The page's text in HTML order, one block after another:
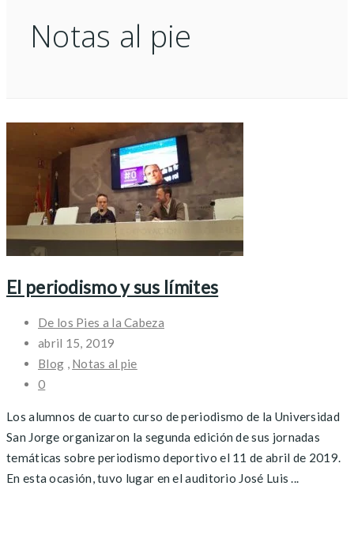
Notas al pie
El periodismo y sus límites
De los Pies a la Cabeza
abril 15, 2019
Blog , Notas al pie
0
Los alumnos de cuarto curso de periodismo de la Universidad
San Jorge organizaron la segunda edición de sus jornadas
temáticas sobre periodismo deportivo el 11 de abril de 2019.
En esta ocasión, tuvo lugar en el auditorio José Luis ...